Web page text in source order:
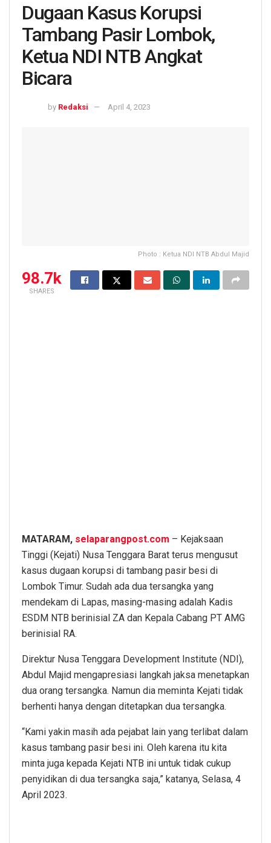
Dugaan Kasus Korupsi
Tambang Pasir Lombok,
Ketua NDI NTB Angkat
Bicara
by Redaksi April 4, 2023
Photo : Ketua NDI NTB Abdul Majid
98.7k
SHARES
MATARAM, selaparangpost.com – Kejaksaan
Tinggi (Kejati) Nusa Tenggara Barat terus mengusut
kasus dugaan korupsi di tambang pasir besi di
Lombok Timur. Sudah ada dua tersangka yang
mendekam di Lapas, masing-masing adalah Kadis
ESDM NTB berinisial ZA dan Kepala Cabang PT AMG
berinisial RA.
Direktur Nusa Tenggara Development Institute (NDI),
Abdul Majid mengapresiasi langkah jaksa menetapkan
dua orang tersangka. Namun dia meminta Kejati tidak
berhenti hanya dengan ditetapkan dua tersangka.
“Kami yakin masih ada pejabat lain yang terlibat dalam
kasus tambang pasir besi ini. Oleh karena itu kita
minta juga kepada Kejati NTB ini untuk tidak cukup
penyidikan di dua tersangka saja,” katanya, Selasa, 4
April 2023.